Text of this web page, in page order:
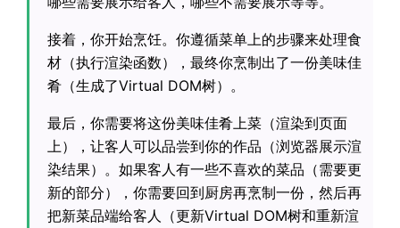
接着，你开始烹饪。你遵循菜单上的步骤来处理食
材（执行渲染函数），最终你烹制出了一份美味佳
肴（生成了Virtual DOM树）。
最后，你需要将这份美味佳肴上菜（渲染到页面
上），让客人可以品尝到你的作品（浏览器展示渲
染结果）。如果客人有一些不喜欢的菜品（需要更
新的部分），你需要回到厨房再烹制一份，然后再
把新菜品端给客人（更新Virtual DOM树和重新渲